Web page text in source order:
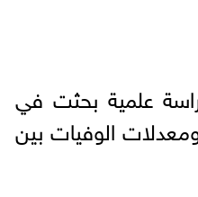
علمية بحثت في
ومعدلات الوفيات بين